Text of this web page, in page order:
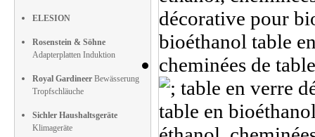
ELESION
Rosenstein & Söhne
Adapterplatten Induktion
Royal Gardineer Bewässerung
Tropfschläuche
Sichler Haushaltsgeräte
Klimageräte